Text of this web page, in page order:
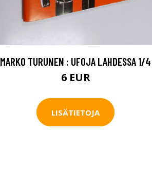
MARKO TURUNEN : UFOJA LAHDESSA 1/4
6 EUR
LISÄTIETOJA